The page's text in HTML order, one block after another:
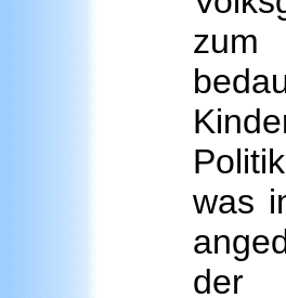
was
der